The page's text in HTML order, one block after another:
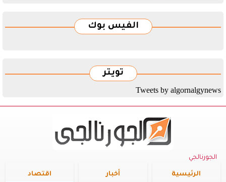
الفيس بوك
تويتر
Tweets by algornalgynews
الجورنالجي
الرئيسية أخبار اقتصاد